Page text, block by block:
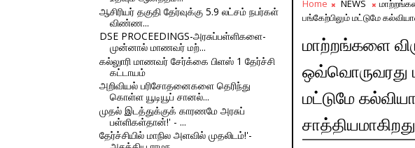
ஆசிரியர் தகுதி தேர்வுக்கு 5.9 லட்சம் நபர்கள்
விண்ண...
DSE PROCEEDINGS-அரசுப்பள்ளிகளை-
முன்னால் மாணவர் மற்...
கல்லுாரி மாணவர் சேர்க்கை பிளஸ் 1 தேர்ச்சி
கட்டாயம்
அறிவியல் பரிசோதனைகளை தெரிந்து
கொள்ள யூடியூப் சானல்...
முதல் இடத்துக்குக் காரணமே அரசுப்
பள்ளிகள்தான்!' - ...
தேர்ச்சியில் மாநில அளவில் முதலிடம்!'-
Home NEWS
பங்கேற்பிலும் மட்டுமே
மாற்றங்களை
ஒவ்வொருவரது
மட்டுமே